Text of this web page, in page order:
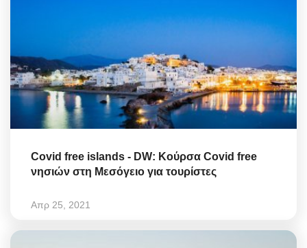
Covid free islands - DW: Κούρσα Covid free
νησιών στη Μεσόγειο για τουρίστες
Απρ 25, 2021